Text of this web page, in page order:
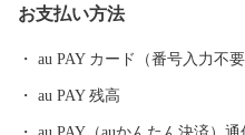
お支払い方法
au PAY カード（番号入力不要
au PAY 残高